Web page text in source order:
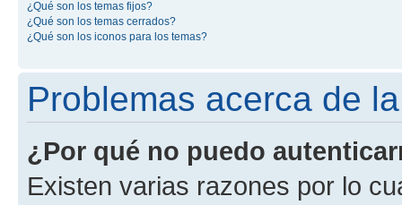
¿Qué son los temas fijos?
¿Qué son los temas cerrados?
¿Qué son los iconos para los temas?
Problemas acerca de
¿Por qué no puedo
Existen varias razones por lo